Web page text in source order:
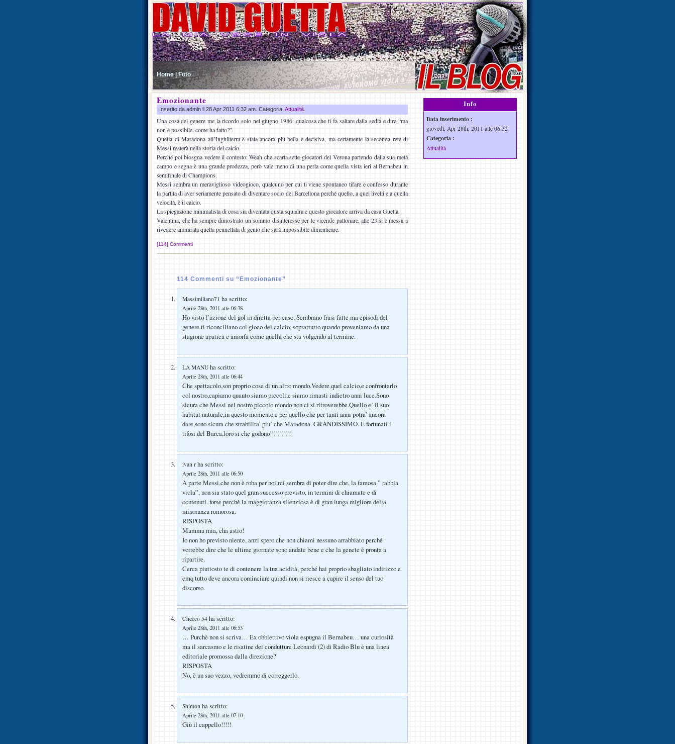
Home | Foto
Emozionante
Inserito da admin il 28 Apr 2011 6:32 am. Categoria: Attualità
Una cosa del genere me la ricordo solo nel giugno 1986: qualcosa che ti fa saltare dalla sedia e dire “ma
non è possibile, come ha fatto?”.
Quella di Maradona all’Inghilterra è stata ancora più bella e decisiva, ma certamente la seconda rete di
Messi resterà nella storia del calcio.
Perché poi biosgna vedere il contesto: Weah che scarta sette giocatori del Verona partendo dalla sua metà
campo e segna è una grande prodezza, però vale meno di una perla come quella vista ieri al Bernabeu in
semifinale di Champions.
Messi sembra un meraviglioso videogioco, qualcuno per cui ti viene spontaneo tifare e confesso durante
la partita di aver seriamente pensato di diventare socio del Barcellona perché quello, a quei livelli e a quella
velocità, è il calcio.
La spiegazione minimalista di cosa sia diventata qusta squadra e questo giocatore arriva da casa Guetta.
Valentina, che ha sempre dimostrato un sommo disinteresse per le vicende pallonare, alle 23 si è messa a
rivedere ammirata quella pennellata di genio che sarà impossibile dimenticare.
[114] Commenti
114 Commenti su “Emozionante”
Massimiliano71 ha scritto:
Aprile 28th, 2011 alle 06:38
Ho visto l’azione del gol in diretta per caso. Sembrano frasi fatte ma episodi del
genere ti riconciliano col gioco del calcio, soprattutto quando proveniamo da una
stagione apatica e amorfa come quella che sta volgendo al termine.
LA MANU ha scritto:
Aprile 28th, 2011 alle 06:44
Che spettacolo,son proprio cose di un altro mondo.Vedere quel calcio,e confrontarlo
col nostro,capiamo quanto siamo piccoli,e siamo rimasti indietro anni luce.Sono
sicura che Messi nel nostro piccolo mondo non ci si ritroverebbe.Quello e’ il suo
habitat naturale,in questo momento e per quello che per tanti anni potra’ ancora
dare,sono sicura che strabilira’ piu’ che Maradona. GRANDISSIMO. E fortunati i
tifosi del Barca,loro si che godono!!!!!!!!!!!
ivan r ha scritto:
Aprile 28th, 2011 alle 06:50
A parte Messi,che non è roba per noi,mi sembra di poter dire che, la famosa ” rabbia
viola”, non sia stato quel gran successo previsto, in termini di chiamate e di
contenuti. forse perchè la maggioranza silenziosa è di gran lunga migliore della
minoranza rumorosa.
RISPOSTA
Mamma mia, cha astio!
Io non ho previsto niente, anzi spero che non chiami nessuno arrabbiato perché
vorrebbe dire che le ultime giornate sono andate bene e che la genete è pronta a
ripartire.
Cerca piuttosto te di contenere la tua acidità, perché hai proprio sbagliato indirizzo e
cmq tutto deve ancora cominciare quindi non si riesce a capire il senso del tuo
discorso.
Checco 54 ha scritto:
Aprile 28th, 2011 alle 06:53
… Purchè non si scriva… Ex obbiettivo viola espugna il Bernabeu… una curiosità
ma il sarcasmo e le risatine dei condutture Leonardi (2) di Radio Blu è una linea
editoriale promossa dalla direzione?
RISPOSTA
No, è un suo vezzo, vedremmo di correggerlo.
Shimon ha scritto:
Aprile 28th, 2011 alle 07:10
Giù il cappello!!!!!
Info
Data inserimento :
giovedì, Apr 28th, 2011 alle 06:32
Categoria :
Attualità